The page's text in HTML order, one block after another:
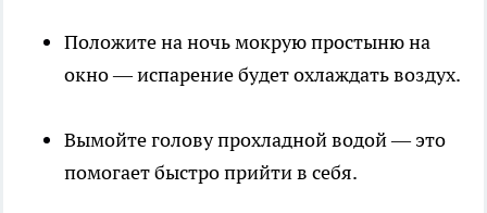
Положите на ночь мокрую простыню на
окно — испарение будет охлаждать воздух.
Вымойте голову прохладной водой — это
помогает быстро прийти в себя.